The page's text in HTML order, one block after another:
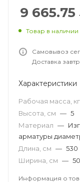
9 665.75
Товар в наличии
Самовывоз
Доставка
Характеристики
Рабочая масса, кг
Высота, см — 5
Материал —
арматуры
Длина, см — 530
Ширина, см — 50
Информация о